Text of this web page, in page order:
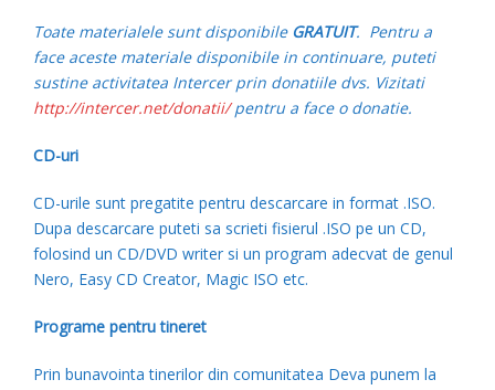
Toate materialele sunt disponibile GRATUIT. Pentru a
face aceste materiale disponibile in continuare, puteti
sustine activitatea Intercer prin donatiile dvs. Vizitati
http://intercer.net/donatii/pentru a face o donatie.
CD-uri
CD-urile sunt pregatite pentru descarcare in format .ISO.
Dupa descarcare puteti sa scrieti fisierul .ISO pe un CD,
folosind un CD/DVD writer si un program adecvat de genul
Nero, Easy CD Creator, Magic ISO etc.
Programe pentru tineret
Prin bunavointa tinerilor din comunitatea Deva punem la